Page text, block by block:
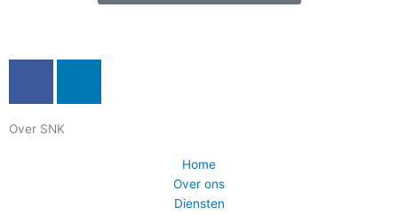
e
Over SNK
Home
Over ons
Diensten